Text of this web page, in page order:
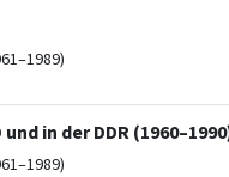
in der DDR